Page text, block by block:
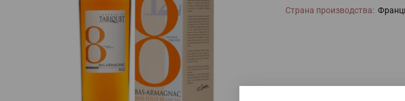
Страна производства: